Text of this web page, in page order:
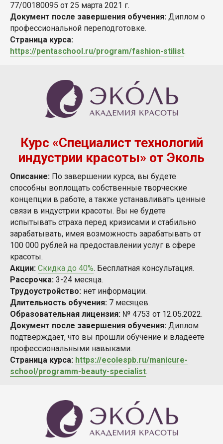
77/00180095 от 25 марта 2021 г.
Документ после завершения обучения: Диплом о
профессиональной переподготовке.
Страница курса:
https://pentaschool.ru/program/fashion-stilist.
Курс «Специалист технологий
индустрии красоты» от Эколь
Описание: По завершении курса, вы будете
способны воплощать собственные творческие
концепции в работе, а также устанавливать ценные
связи в индустрии красоты. Вы не будете
испытывать страха перед кризисами и стабильно
зарабатывать, имея возможность зарабатывать от
100 000 рублей на предоставлении услуг в сфере
красоты.
Акции: Скидка до 40%. Бесплатная консультация.
Рассрочка: 3-24 месяца.
Трудоустройство: нет информации.
Длительность обучения: 7 месяцев.
Образовательная лицензия: № 4753 от 12.05.2022.
Документ после завершения обучения: Диплом
подтверждает, что вы прошли обучение и владеете
профессиональными навыками.
Страница курса: https://ecolespb.ru/manicure-
school/programm-beauty-specialist.